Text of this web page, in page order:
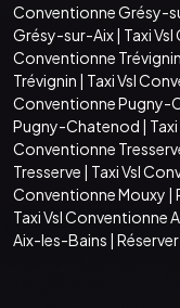
Conventionne Grésy-
Grésy-sur-Aix| Taxi
Conventionne Trévignin
Trévignin | Taxi Vsl
Conventionne Pugny-
Pugny-Chatenod |
Conventionne
Tresserve | Taxi Vsl
Conventionne Mouxy |
Taxi Vsl Conventionne
Aix-les-Bains |